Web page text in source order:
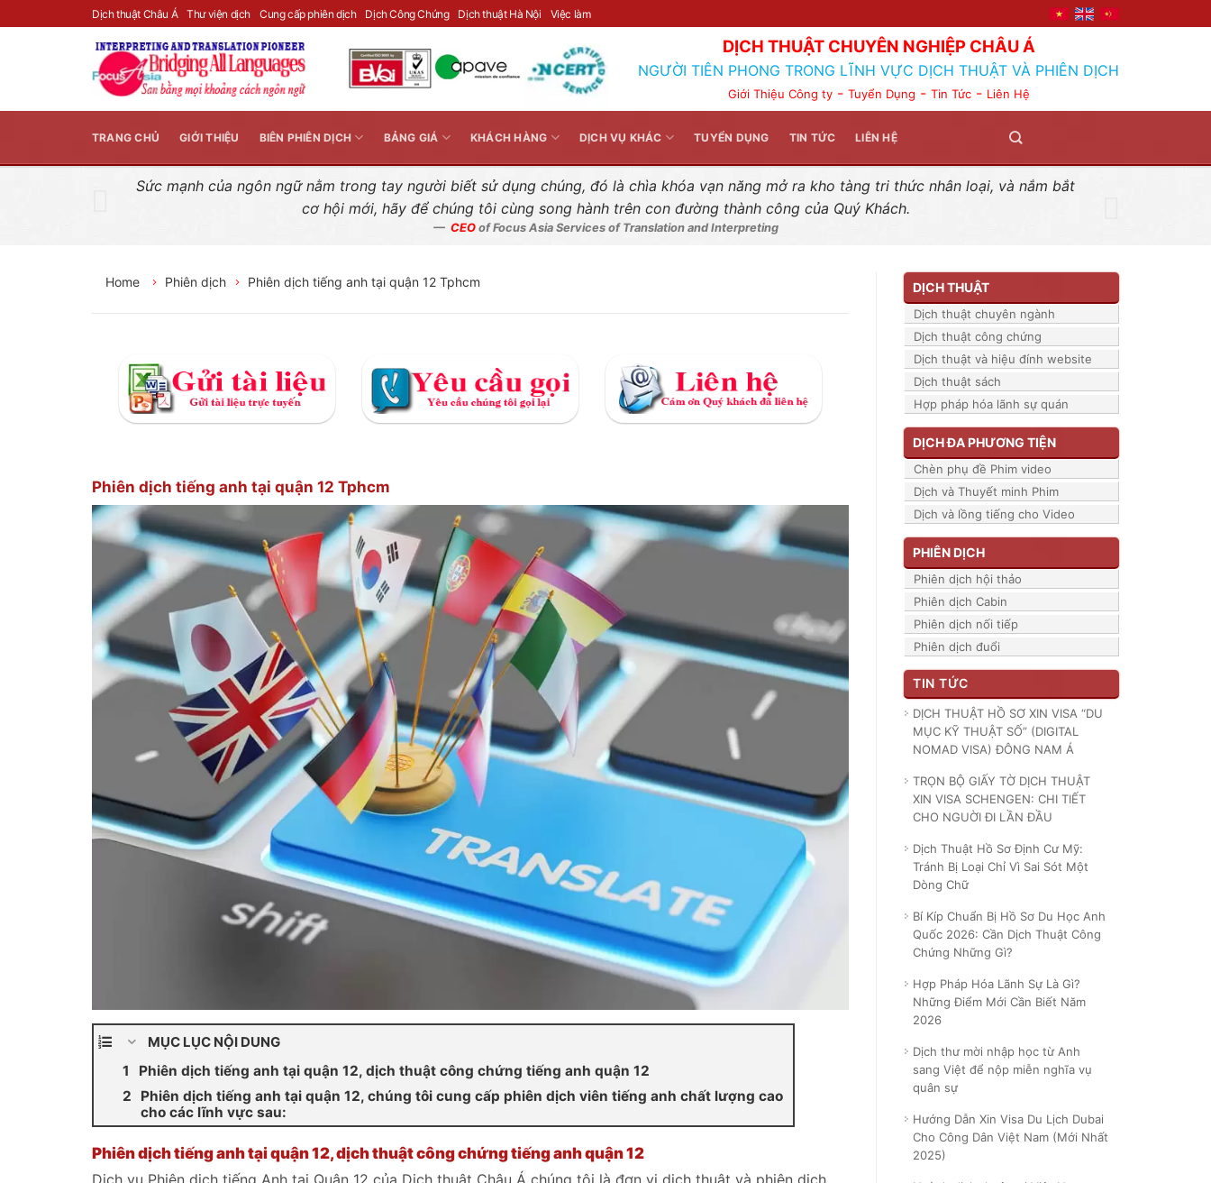
Dịch thuật Châu Á Thư viện dịch Cung cấp phiên dịch Dịch Công Chứng Dịch thuật Hà Nội Việc làm
DỊCH THUẬT CHUYÊN NGHIỆP CHÂU Á
NGƯỜI TIÊN PHONG TRONG LĨNH VỰC DỊCH THUẬT VÀ PHIÊN DỊCH
Giới Thiệu Công ty- Tuyển Dụng - Tin Tức- Liên Hệ
TRANG CHỦ GIỚI THIỆU BIÊN PHIÊN DỊCH BẢNG GIÁ KHÁCH HÀNG DỊCH VỤ KHÁC TUYỂN DỤNG TIN TỨC LIÊN HỆ
Sức mạnh của ngôn ngữ nằm trong tay người biết sử dụng chúng, đó là chìa khóa vạn năng mở ra kho tàng tri thức nhân loại, và nắm bắt
cơ hội mới, hãy để chúng tôi cùng song hành trên con đường thành công của Quý Khách.
CEOof Focus Asia Services of Translation and Interpreting
Home Phiên dịch Phiên dịch tiếng anh tại quận 12 Tphcm
Phiên dịch tiếng anh tại quận 12 Tphcm
MỤC LỤC NỘI DUNG
Phiên dịch tiếng anh tại quận 12, dịch thuật công chứng tiếng anh quận 12
Phiên dịch tiếng anh tại quận 12, chúng tôi cung cấp phiên dịch viên tiếng anh chất lượng cao
cho các lĩnh vực sau:
Phiên dịch tiếng anh tại quận 12, dịch thuật công chứng tiếng anh quận 12
DỊCH THUẬT
Dịch thuật chuyên ngành
Dịch thuật công chứng
Dịch thuật và hiệu đính website
Dịch thuật sách
Hợp pháp hóa lãnh sự quán
DỊCH ĐA PHƯƠNG TIỆN
Chèn phụ đề Phim video
Dịch và Thuyết minh Phim
Dịch và lồng tiếng cho Video
PHIÊN DỊCH
Phiên dịch hội thảo
Phiên dịch Cabin
Phiên dịch nối tiếp
Phiên dịch đuổi
TIN TỨC
DỊCH THUẬT HỒ SƠ XIN VISA “DU
MỤC KỸ THUẬT SỐ” (DIGITAL
NOMAD VISA) ĐÔNG NAM Á
TRỌN BỘ GIẤY TỜ DỊCH THUẬT
XIN VISA SCHENGEN: CHI TIẾT
CHO NGUỜI ĐI LẦN ĐẦU
Dịch Thuật Hồ Sơ Định Cư Mỹ:
Tránh Bị Loại Chỉ Vì Sai Sót Một
Dòng Chữ
Bí Kíp Chuẩn Bị Hồ Sơ Du Học Anh
Quốc 2026: Cần Dịch Thuật Công
Chứng Những Gì?
Hợp Pháp Hóa Lãnh Sự Là Gì?
Những Điểm Mới Cần Biết Năm
2026
Dịch thư mời nhập học từ Anh
sang Việt để nộp miễn nghĩa vụ
quân sự
Hướng Dẫn Xin Visa Du Lịch Dubai
Cho Công Dân Việt Nam (Mới Nhất
2025)
Liên hệ nhanh